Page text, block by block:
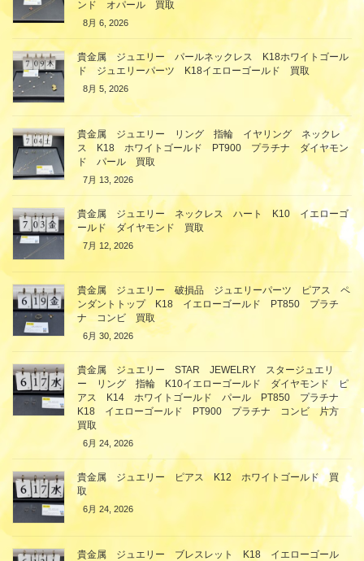
ンド オパール 買取
8月 6, 2026
貴金属 ジュエリー パールネックレス K18ホワイトゴール
ド ジュエリーパーツ K18イエローゴールド 買取
8月 5, 2026
貴金属 ジュエリー リング 指輪 イヤリング ネックレ
ス K18 ホワイトゴールド PT900 プラチナ ダイヤモン
ド パール 買取
7月 13, 2026
貴金属 ジュエリー ネックレス ハート K10 イエローゴ
ールド ダイヤモンド 買取
7月 12, 2026
貴金属 ジュエリー 破損品 ジュエリーパーツ ピアス ペ
ンダントトップ K18 イエローゴールド PT850 プラチ
ナ コンビ 買取
6月 30, 2026
貴金属 ジュエリー STAR JEWELRY スタージュエリ
ー リング 指輪 K10イエローゴールド ダイヤモンド ピ
アス K14 ホワイトゴールド パール PT850 プラチナ
K18 イエローゴールド PT900 プラチナ コンビ 片方
買取
6月 24, 2026
貴金属 ジュエリー ピアス K12 ホワイトゴールド 買
取
6月 24, 2026
貴金属 ジュエリー ブレスレット K18 イエローゴール